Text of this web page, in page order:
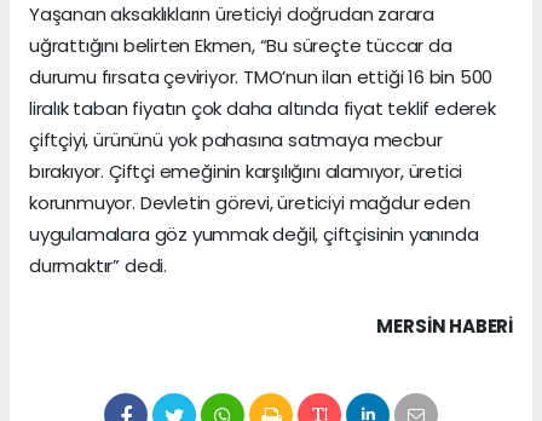
Yaşanan aksaklıkların üreticiyi doğrudan zarara
uğrattığını belirten Ekmen, “Bu süreçte tüccar da
durumu fırsata çeviriyor. TMO’nun ilan ettiği 16 bin 500
liralık taban fiyatın çok daha altında fiyat teklif ederek
çiftçiyi, ürününü yok pahasına satmaya mecbur
bırakıyor. Çiftçi emeğinin karşılığını alamıyor, üretici
korunmuyor. Devletin görevi, üreticiyi mağdur eden
uygulamalara göz yummak değil, çiftçisinin yanında
durmaktır” dedi.
MERSIN HABERİ